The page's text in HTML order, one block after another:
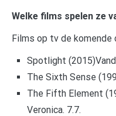
Welke films spelen ze
Films op tv de komende
Spotlight
The Sixth Sense
The Fifth Element
Veronica. 7.7.